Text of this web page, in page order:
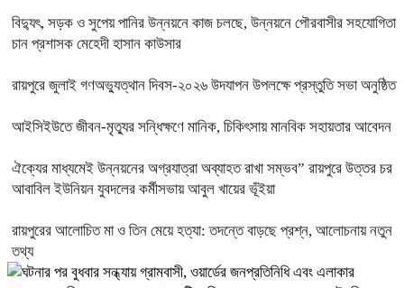
বিদ্যুৎ, সড়ক ও সুপেয় পানির উন্নয়নে কাজ চলছে, উন্নয়নে পৌরবাসীর সহযোগিতা
চান প্রশাসক মেহেদী হাসান কাউসার
রায়পুরে জুলাই গণঅভ্যুত্থান দিবস-২০২৬ উদযাপন উপলক্ষে প্রস্তুতি সভা অনুষ্ঠিত
আইসিইউতে জীবন-মৃত্যুর সন্ধিক্ষণে মানিক, চিকিৎসায় মানবিক সহায়তার আবেদন
ঐক্যের মাধ্যমেই উন্নয়নের অগ্রযাত্রা অব্যাহত রাখা সম্ভব” রায়পুরে উত্তর চর
আবাবিল ইউনিয়ন যুবদলের কর্মীসভায় আবুল খায়ের ভূঁইয়া
রায়পুরের আলোচিত মা ও তিন মেয়ে হত্যা: তদন্তে বাড়ছে প্রশ্ন, আলোচনায় নতুন
তথ্য